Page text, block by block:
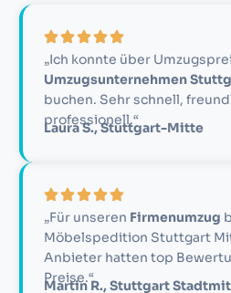
„Ich konnte über
Umzugsunternehmen
buchen. Sehr schnell,
professionell.“
Laura S., Stuttgart-Mitte
„Für unseren Firmenumzug
Möbelspedition Stuttgart
Anbieter hatten top
Preise.“
Martin R., Stuttgart